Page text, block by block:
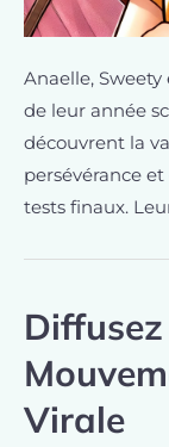
Anaelle,
de leur année
découvrent la
persévérance
tests finaux.
Diffusez
Virale